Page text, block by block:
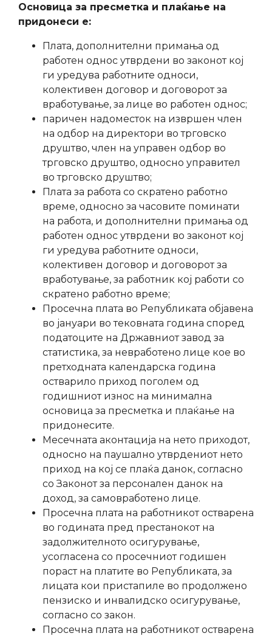
Основица за пресметка и плаќање на
придонеси е:
Плата, дополнителни примања од
работен однос утврдени во законот кој
ги уредува работните односи,
колективен договор и договорот за
вработување, за лице во работен однос;
паричен надоместок на извршен член
на одбор на директори во трговско
друштво, член на управен одбор во
трговско друштво, односно управител
во трговско друштво;
Плата за работа со скратено работно
време, односно за часовите поминати
на работа, и дополнителни примања од
работен однос утврдени во законот кој
ги уредува работните односи,
колективен договор и договорот за
вработување, за работник кој работи со
скратено работно време;
Просечна плата во Републиката објавена
во јануари во тековната година според
податоците на Државниот завод за
статистика, за невработено лице кое во
претходната календарска година
остварило приход поголем од
годишниот износ на минимална
основица за пресметка и плаќање на
придонесите.
Месечната аконтација на нето приходот,
односно на паушално утврдениот нето
приход на кој се плаќа данок, согласно
со Законот за персонален данок на
доход, за самовработено лице.
Просечна плата на работникот остварена
во годината пред престанокот на
задолжителното осигурување,
усогласена со просечниот годишен
пораст на платите во Републиката, за
лицата кои пристапиле во продолжено
пензиско и инвалидско осигурување,
согласно со закон.
Просечна плата на работникот остварена